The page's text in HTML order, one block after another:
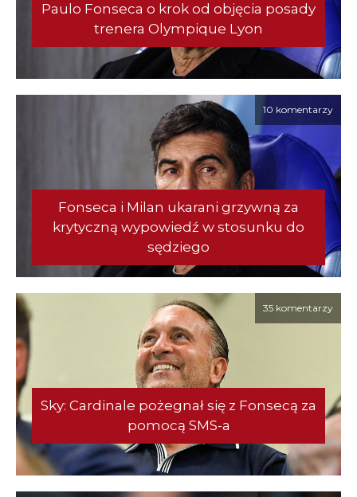
Paulo Fonseca o krok od objęcia posady
trenera Olympique Lyon
10 komentarzy
Fonseca i Milan ukarani grzywną za
krytyczną wypowiedź w stosunku do
sędziego
35 komentarzy
Sky: Cardinale pożegnał się z Fonsecą za
pomocą SMS-a